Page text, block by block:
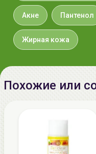
Беларусь:
Акне Пантенол
Жирная кожа
Похожие или